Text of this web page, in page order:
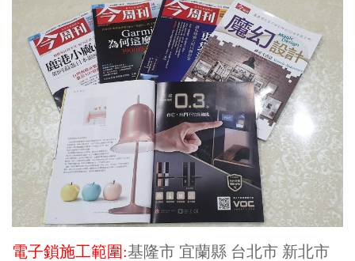
電子鎖施工範圍:基隆市 宜蘭縣 台北市 新北市